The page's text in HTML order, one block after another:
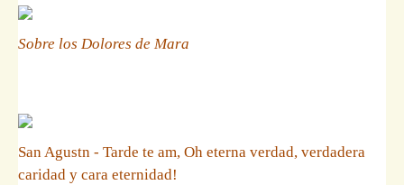
Sobre los Dolores de Mara
San Agustn - Tarde te am, Oh eterna verdad, verdadera
caridad y cara eternidad!